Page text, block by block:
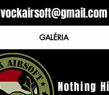
vockairsoft@gmail.com
GALÉRIA
Nothing